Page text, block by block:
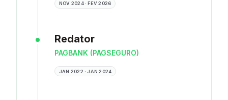
NOV 2024 · FEV 2026
Redator
PAGBANK (PAGSEGURO)
JAN 2022 · JAN 2024